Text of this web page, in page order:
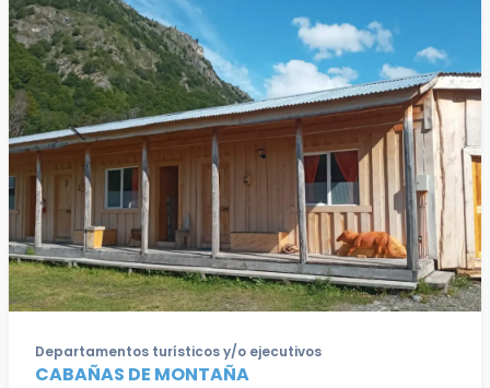
Departamentos turísticos y/o ejecutivos
CABAÑAS DE MONTAÑA